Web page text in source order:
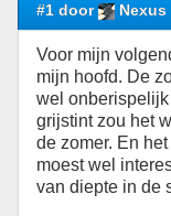
#1 door Nexus
Voor mijn
mijn hoofd. De
wel
grijstint zou het
de zomer. En
moest wel
van diepte in de